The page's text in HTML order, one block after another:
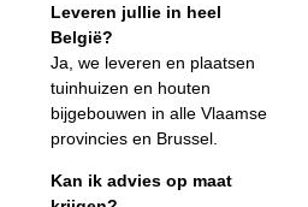
Leveren jullie in heel
België?
Ja, we leveren en plaatsen
tuinhuizen en houten
bijgebouwen in alle Vlaamse
provincies en Brussel.
Kan ik advies op maat